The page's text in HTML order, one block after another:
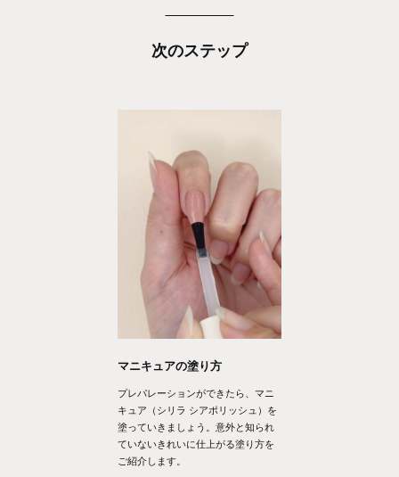
次のステップ
マニキュアの塗り方
プレパレーションができたら、マニ
キュア（シリラ シアポリッシュ）を
塗っていきましょう。意外と知られ
ていないきれいに仕上がる塗り方を
ご紹介します。